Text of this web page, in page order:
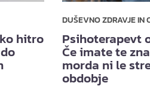
hitro
DUŠEVNO ZDRAVJE IN
Psihoterapevt
Če imate te
morda ni le
obdobje